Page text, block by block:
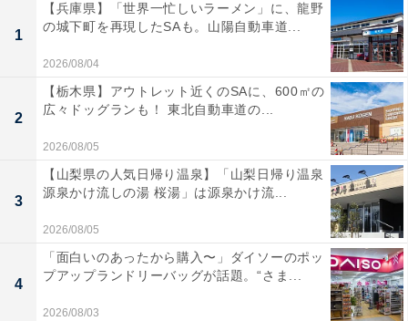
1
【兵庫県】「世界一忙しいラーメン」に、龍野
の城下町を再現したSAも。山陽自動車道...
2026/08/04
2
【栃木県】アウトレット近くのSAに、600㎡の
広々ドッグランも！ 東北自動車道の...
2026/08/05
3
【山梨県の人気日帰り温泉】「山梨日帰り温泉
源泉かけ流しの湯 桜湯」は源泉かけ流...
2026/08/05
4
「面白いのあったから購入〜」ダイソーのポッ
プアップランドリーバッグが話題。“さま...
2026/08/03